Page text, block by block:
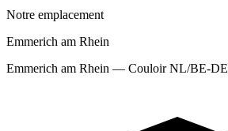
Notre emplacement
Emmerich am Rhein
Emmerich am Rhein — Couloir NL/BE-DE